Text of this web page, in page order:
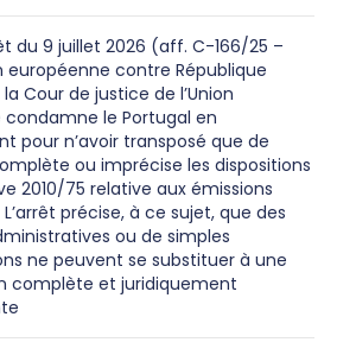
du 9 juillet 2026 (aff. C-166/25 –
européenne contre République
Cour de justice de l’Union
le Portugal en
pour n’avoir transposé que de
ou imprécise les dispositions
2010/75 relative aux émissions
précise, à ce sujet, que des
ou de simples
ne peuvent se substituer à une
complète et juridiquement